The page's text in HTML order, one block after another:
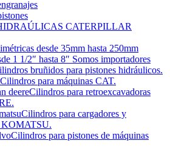
CATERPILLAR
desde 35mm hasta 250mm
1 1/2″ hasta 8″ Somos importadores
bruñidos para pistones hidráulicos.
Cilindros para máquinas CAT.
deereCilindros para retroexcavadoras
Cilindros para cargadores y
KOMATSU.
Cilindros para pistones de máquinas